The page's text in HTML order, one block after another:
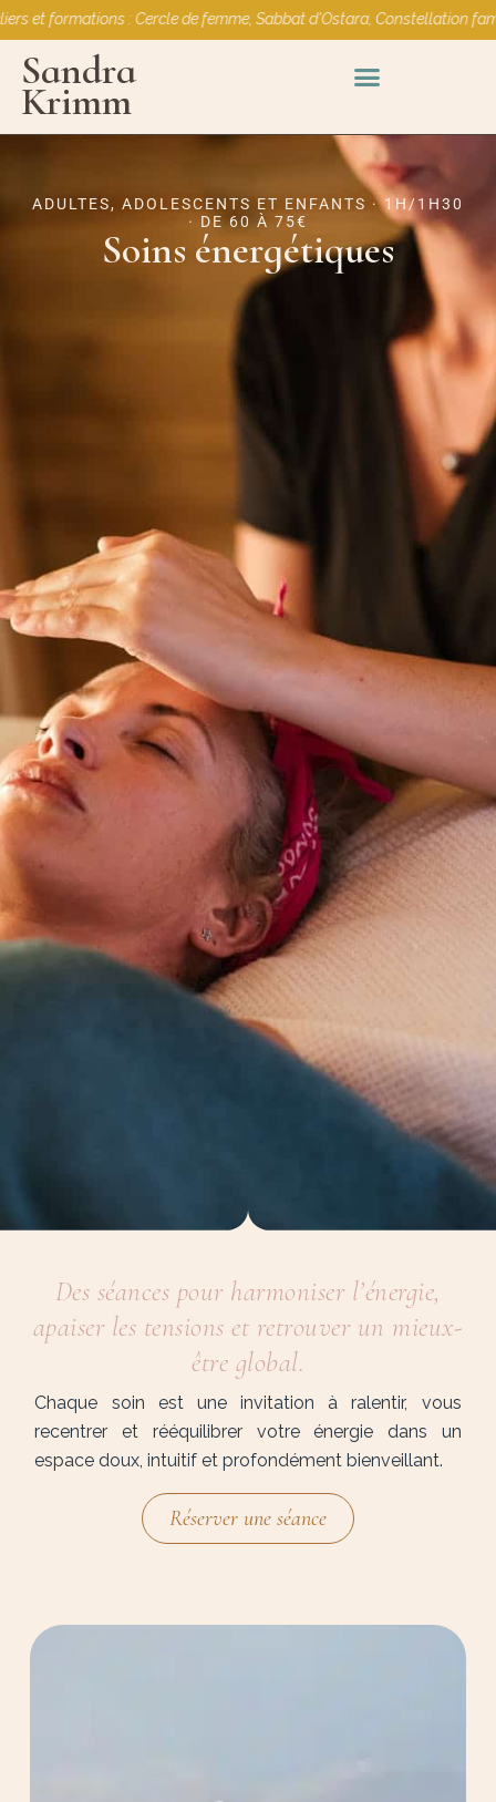
formations : Cercle de femme, Sabbat d'Ostara, Constellation
Sandra
Krimm
ADULTES, ADOLESCENTS ET ENFANTS · 1H/1H30
· DE 60 À 75€
Soins énergétiques
Des séances pour harmoniser l’énergie,
apaiser les tensions et retrouver un mieux-
être global.
Chaque soin est une invitation à ralentir, vous
recentrer et rééquilibrer votre énergie dans un
espace doux, intuitif et profondément bienveillant.
Réserver une séance